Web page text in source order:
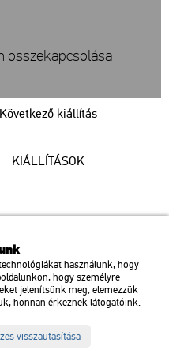
Következő kiállítás
összekapcsolása
KIÁLLÍTÁSOK
– Hősök tere megállótérkép
használunk, hogy
hogy személyre
jelenítsünk meg, elemezzük
honnan érkeznek látogatóink.
visszautasítása